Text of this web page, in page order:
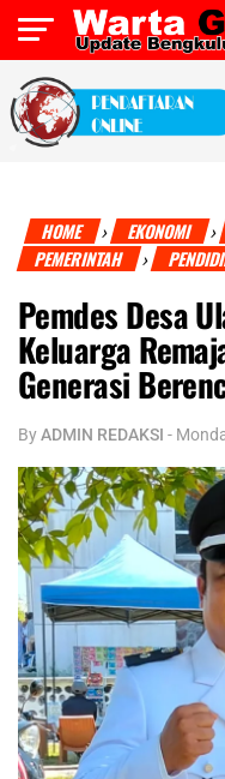
HOME › EKONOMI ›
PEMERINTAH ›
Pemdes Desa
Keluarga
Generasi
ByADMIN REDAKSI -